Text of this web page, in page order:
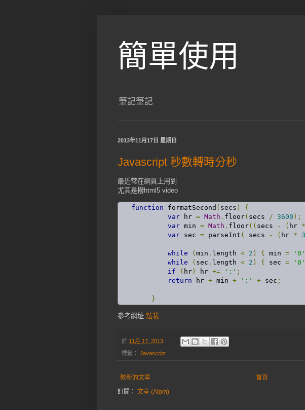
簡單使用
筆記筆記
2013年11月17日 星期日
Javascript 秒數轉時分秒
最近常在網頁上用到
尤其是撥html5 video
function formatSecond ( secs )
{
var hr = Math . floor( secs / 3600 );
var min = Math . floor(( secs - ( hr *
var sec = parseInt ( secs - ( hr *
while ( min . length < 2 ) { min = '0'
while
( sec . length < 2 ) { sec = '0'
if
( hr ) hr += ':' ;
return hr + min + ':' + sec ;
}
參考網址 點我
於 11月 17, 2013
標籤： Javascript
較新的文章
首頁
訂閱： 文章 (Atom)